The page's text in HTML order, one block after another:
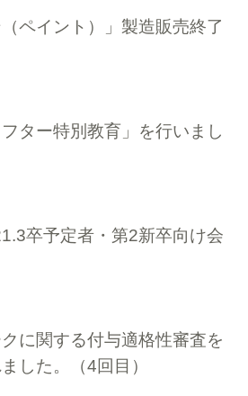
（ペイント）」製造販売終了
フター特別教育」を行いまし
卒予定者・第2新卒向け会
に関する付与適格性審査を
した。（4回目）